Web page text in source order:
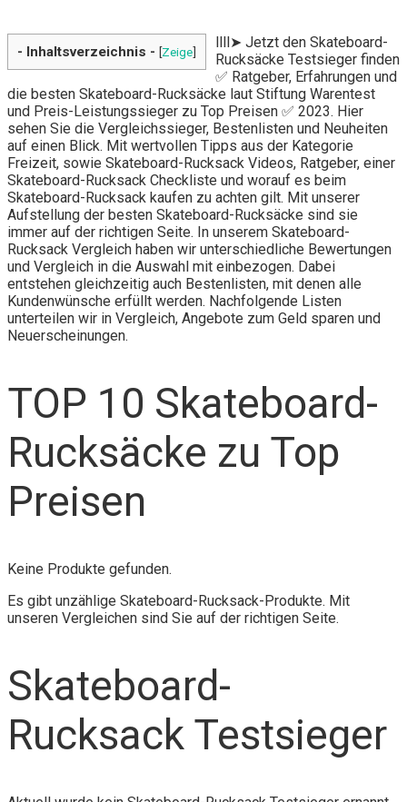
- Inhaltsverzeichnis - [Zeige]
llll➤ Jetzt den Skateboard-
Rucksäcke Testsieger finden
✅ Ratgeber, Erfahrungen und
die besten Skateboard-Rucksäcke laut Stiftung Warentest
und Preis-Leistungssieger zu Top Preisen ✅ 2023. Hier
sehen Sie die Vergleichssieger, Bestenlisten und Neuheiten
auf einen Blick. Mit wertvollen Tipps aus der Kategorie
Freizeit, sowie Skateboard-Rucksack Videos, Ratgeber, einer
Skateboard-Rucksack Checkliste und worauf es beim
Skateboard-Rucksack kaufen zu achten gilt. Mit unserer
Aufstellung der besten Skateboard-Rucksäcke sind sie
immer auf der richtigen Seite. In unserem Skateboard-
Rucksack Vergleich haben wir unterschiedliche Bewertungen
und Vergleich in die Auswahl mit einbezogen. Dabei
entstehen gleichzeitig auch Bestenlisten, mit denen alle
Kundenwünsche erfüllt werden. Nachfolgende Listen
unterteilen wir in Vergleich, Angebote zum Geld sparen und
Neuerscheinungen.
TOP 10 Skateboard-
Rucksäcke zu Top
Preisen
Keine Produkte gefunden.
Es gibt unzählige Skateboard-Rucksack-Produkte. Mit
unseren Vergleichen sind Sie auf der richtigen Seite.
Skateboard-
Rucksack Testsieger